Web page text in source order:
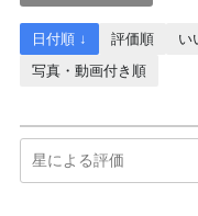
日付順 ↓ 評価順 い
写真・動画付き順